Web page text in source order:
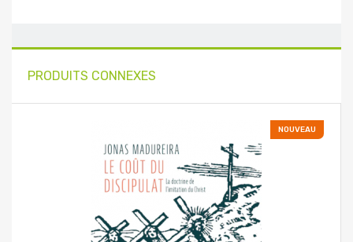
PRODUITS CONNEXES
NOUVEAU